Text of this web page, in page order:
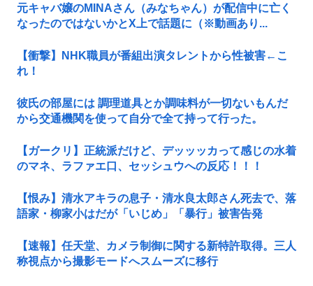
元キャバ嬢のMINAさん（みなちゃん）が配信中に亡く
なったのではないかとX上で話題に（※動画あり...
【衝撃】NHK職員が番組出演タレントから性被害←こ
れ！
彼氏の部屋には 調理道具とか調味料が一切ないもんだ
から交通機関を使って自分で全て持って行った。
【ガークリ】正統派だけど、デッッッカって感じの水着
のマネ、ラファエ口、セッシュウへの反応！！！
【恨み】清水アキラの息子・清水良太郎さん死去で、落
語家・柳家小はだが「いじめ」「暴行」被害告発
【速報】任天堂、カメラ制御に関する新特許取得。三人
称視点から撮影モードへスムーズに移行